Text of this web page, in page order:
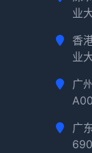
业
香
业
广
广